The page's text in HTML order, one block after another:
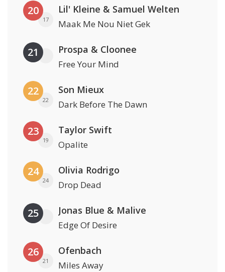
20
17
Lil' Kleine & Samuel Welten
Maak Me Nou Niet Gek
21 Prospa & Cloonee
Free Your Mind
22
22
Son Mieux
Dark Before The Dawn
23
19
Taylor Swift
Opalite
24
24
Olivia Rodrigo
Drop Dead
25 Jonas Blue & Malive
Edge Of Desire
26
21
Ofenbach
Miles Away